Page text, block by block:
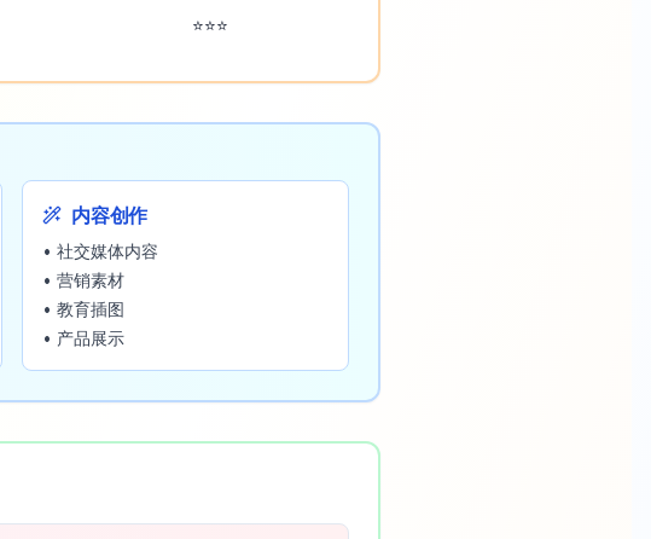
⭐⭐⭐
内容创作
• 社交媒体内容
• 营销素材
• 教育插图
• 产品展示